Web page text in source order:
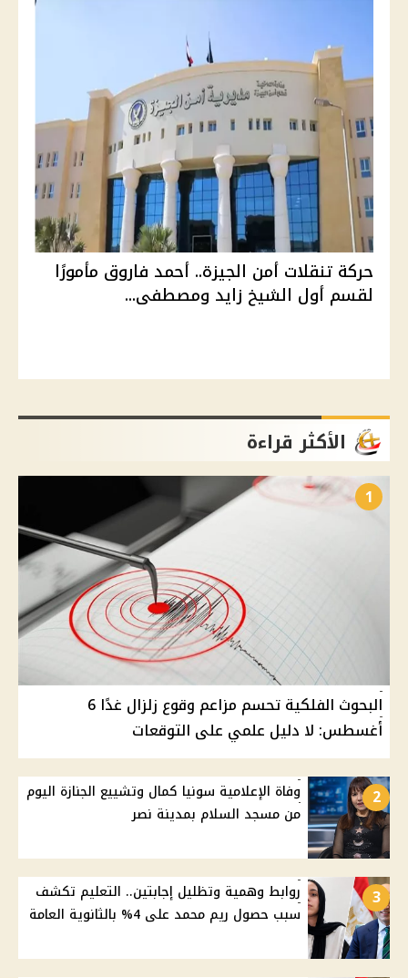
حركة تنقلات أمن الجيزة.. أحمد فاروق مأمورًا
لقسم أول الشيخ زايد ومصطفى...
الأكثر قراءة
1
البحوث الفلكية تحسم مزاعم وقوع زلزال غدًا 6
أغسطس: لا دليل علمي على التوقعات
2
وفاة الإعلامية سونيا كمال وتشييع الجنازة اليوم
من مسجد السلام بمدينة نصر
3
روابط وهمية وتظليل إجابتين.. التعليم تكشف
سبب حصول ريم محمد على 4% بالثانوية العامة